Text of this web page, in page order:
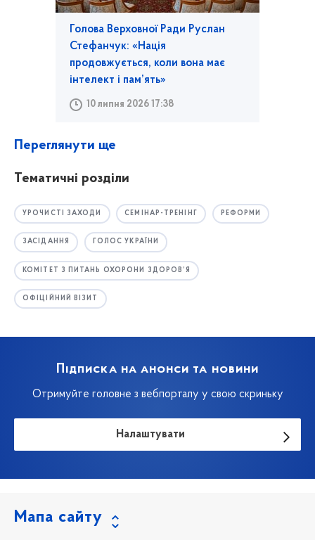
Голова Верховної Ради Руслан
Стефанчук: «Нація
продовжується, коли вона має
інтелект і пам’ять»
10 липня 2026 17:38
Переглянути ще
Тематичні розділи
УРОЧИСТІ ЗАХОДИ СЕМІНАР-ТРЕНІНГ РЕФОРМИ
ЗАСІДАННЯ ГОЛОС УКРАЇНИ
КОМІТЕТ З ПИТАНЬ ОХОРОНИ ЗДОРОВ’Я
ОФІЦІЙНИЙ ВІЗИТ
Підписка на анонси та новини
Отримуйте головне з вебпорталу у свою скриньку
Налаштувати
Мапа сайту